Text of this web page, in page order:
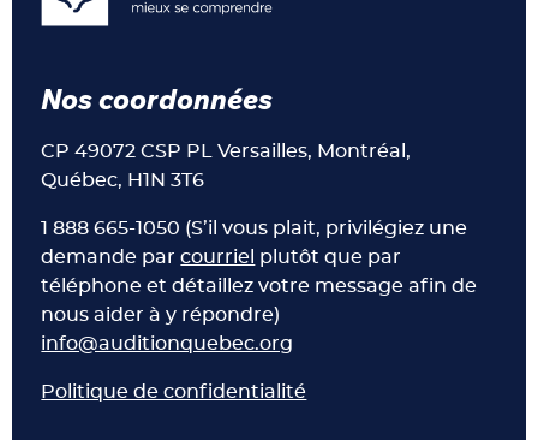
Nos coordonnées
CP 49072 CSP PL Versailles, Montréal,
Québec, H1N 3T6
1 888 665-1050 (S’il vous plait, privilégiez une
demande parcourriel plutôt que par
téléphone et détaillez votre message afin de
nous aider à y répondre)
info@auditionquebec.org
Politique de confidentialité